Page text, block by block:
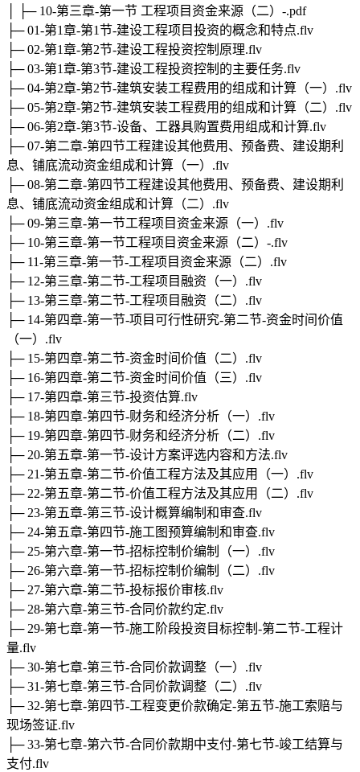
│ ├─ 10-第三章-第一节 工程项目资金来源（二）-.pdf
├─ 01-第1章-第1节-建设工程项目投资的概念和特点.flv
├─ 02-第1章-第2节-建设工程投资控制原理.flv
├─ 03-第1章-第3节-建设工程投资控制的主要任务.flv
├─ 04-第2章-第2节-建筑安装工程费用的组成和计算（一）.flv
├─ 05-第2章-第2节-建筑安装工程费用的组成和计算（二）.flv
├─ 06-第2章-第3节-设备、工器具购置费用组成和计算.flv
├─ 07-第二章-第四节工程建设其他费用、预备费、建设期利
息、铺底流动资金组成和计算（一）.flv
├─ 08-第二章-第四节工程建设其他费用、预备费、建设期利
息、铺底流动资金组成和计算（二）.flv
├─ 09-第三章-第一节工程项目资金来源（一）.flv
├─ 10-第三章-第一节工程项目资金来源（二）-.flv
├─ 11-第三章-第一节-工程项目资金来源（二）.flv
├─ 12-第三章-第二节-工程项目融资（一）.flv
├─ 13-第三章-第二节-工程项目融资（二）.flv
├─ 14-第四章-第一节-项目可行性研究-第二节-资金时间价值
（一）.flv
├─ 15-第四章-第二节-资金时间价值（二）.flv
├─ 16-第四章-第二节-资金时间价值（三）.flv
├─ 17-第四章-第三节-投资估算.flv
├─ 18-第四章-第四节-财务和经济分析（一）.flv
├─ 19-第四章-第四节-财务和经济分析（二）.flv
├─ 20-第五章-第一节-设计方案评选内容和方法.flv
├─ 21-第五章-第二节-价值工程方法及其应用（一）.flv
├─ 22-第五章-第二节-价值工程方法及其应用（二）.flv
├─ 23-第五章-第三节-设计概算编制和审查.flv
├─ 24-第五章-第四节-施工图预算编制和审查.flv
├─ 25-第六章-第一节-招标控制价编制（一）.flv
├─ 26-第六章-第一节-招标控制价编制（二）.flv
├─ 27-第六章-第二节-投标报价审核.flv
├─ 28-第六章-第三节-合同价款约定.flv
├─ 29-第七章-第一节-施工阶段投资目标控制-第二节-工程计
量.flv
├─ 30-第七章-第三节-合同价款调整（一）.flv
├─ 31-第七章-第三节-合同价款调整（二）.flv
├─ 32-第七章-第四节-工程变更价款确定-第五节-施工索赔与
现场签证.flv
├─ 33-第七章-第六节-合同价款期中支付-第七节-竣工结算与
支付.flv